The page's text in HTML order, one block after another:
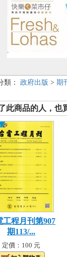
類： 政府出版 > 期
此商品的人，也
工程月刊第907
期113/...
定價：100 元